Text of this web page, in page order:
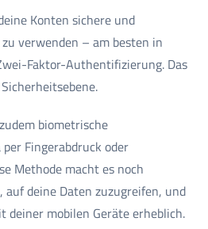
Konten sichere und
verwenden – am besten in
Faktor-Authentifizierung. Das
biometrische
Fingerabdruck oder
Methode macht es noch
deine Daten zuzugreifen, und
deiner mobilen Geräte erheblich.